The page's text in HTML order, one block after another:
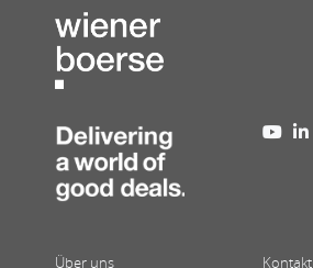
Über uns
Kontakt